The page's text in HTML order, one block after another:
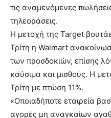
τις αναμενόμενες
τηλεοράσεις.
Η μετοχή της Target
Τρίτη η Walmart
των προσδοκιών, επίσης
καύσιμα και μισθούς. Η
Τρίτη με πτώση 11%.
«Οποιαδήποτε εταιρεία
αγορές μη αναγκαίων